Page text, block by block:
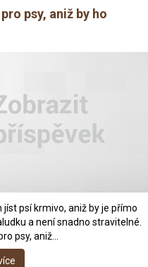
psy, aniž by ho
psí krmivo, aniž by je přímo
a není snadno stravitelné.
psy, aniž…